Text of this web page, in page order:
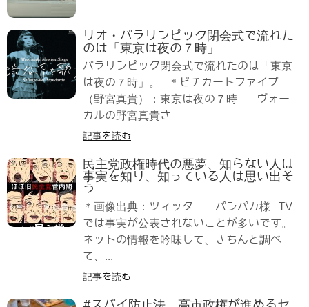
リオ・パラリンピック閉会式で流れた
のは「東京は夜の７時」
パラリンピック閉会式で流れたのは「東京
は夜の７時」。 ＊ピチカートファイブ
（野宮真貴）：東京は夜の７時 ヴォー
カルの野宮真貴さ...
記事を読む
民主党政権時代の悪夢、知らない人は
事実を知り、知っている人は思い出そ
う
＊画像出典：ツィッター パンパカ様 TV
では事実が公表されないことが多いです。
ネットの情報を吟味して、きちんと調べ
て、...
記事を読む